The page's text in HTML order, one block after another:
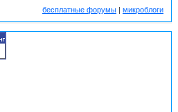
бесплатные форумы |микроблоги